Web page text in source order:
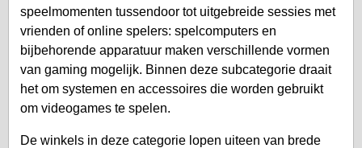
speelmomenten tussendoor tot uitgebreide sessies met
vrienden of online spelers: spelcomputers en
bijbehorende apparatuur maken verschillende vormen
van gaming mogelijk. Binnen deze subcategorie draait
het om systemen en accessoires die worden gebruikt
om videogames te spelen.
De winkels in deze categorie lopen uiteen van brede